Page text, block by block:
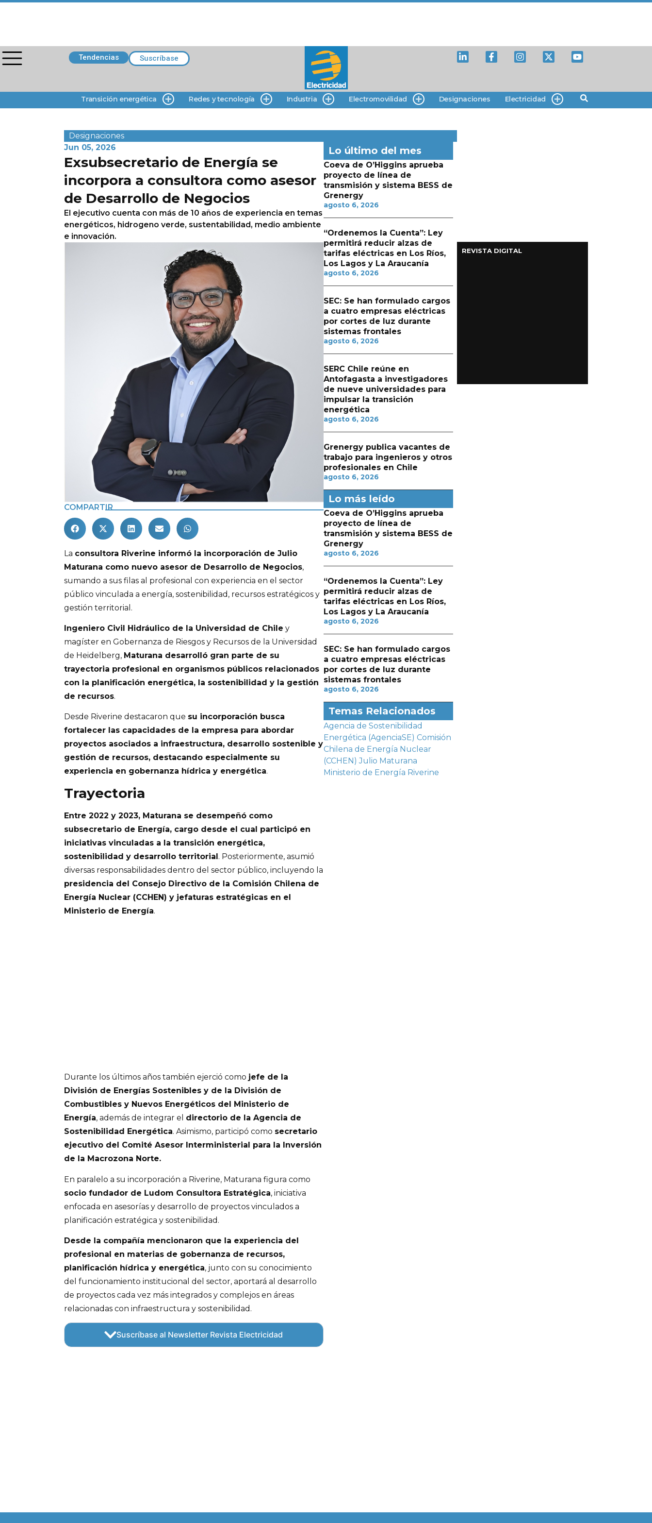
Tendencias Suscríbase
Transición energética Redes y tecnología Industria Electromovilidad Designaciones Electricidad
Designaciones
Jun 05, 2026
Exsubsecretario de Energía se
incorpora a consultora como asesor
de Desarrollo de Negocios
El ejecutivo cuenta con más de 10 años de experiencia en temas
energéticos, hidrogeno verde, sustentabilidad, medio ambiente
e innovación.
COMPARTIR
La consultora Riverine informó la incorporación de Julio
Maturana como nuevo asesor de Desarrollo de Negocios,
sumando a sus filas al profesional con experiencia en el sector
público vinculada a energía, sostenibilidad, recursos estratégicos y
gestión territorial.
Ingeniero Civil Hidráulico de la Universidad de Chile y
magíster en Gobernanza de Riesgos y Recursos de la Universidad
de Heidelberg, Maturana desarrolló gran parte de su
trayectoria profesional en organismos públicos relacionados
con la planificación energética, la sostenibilidad y la gestión
de recursos.
Desde Riverine destacaron que su incorporación busca
fortalecer las capacidades de la empresa para abordar
proyectos asociados a infraestructura, desarrollo sostenible y
gestión de recursos, destacando especialmente su
experiencia en gobernanza hídrica y energética.
Trayectoria
Entre 2022 y 2023, Maturana se desempeñó como
subsecretario de Energía, cargo desde el cual participó en
iniciativas vinculadas a la transición energética,
sostenibilidad y desarrollo territorial. Posteriormente, asumió
diversas responsabilidades dentro del sector público, incluyendo la
presidencia del Consejo Directivo de la Comisión Chilena de
Energía Nuclear (CCHEN) y jefaturas estratégicas en el
Ministerio de Energía.
Durante los últimos años también ejerció como jefe de la
División de Energías Sostenibles y de la División de
Combustibles y Nuevos Energéticos del Ministerio de
Energía, además de integrar el directorio de la Agencia de
Sostenibilidad Energética. Asimismo, participó como secretario
ejecutivo del Comité Asesor Interministerial para la Inversión
de la Macrozona Norte.
En paralelo a su incorporación a Riverine, Maturana figura como
socio fundador de Ludom Consultora Estratégica, iniciativa
enfocada en asesorías y desarrollo de proyectos vinculados a
planificación estratégica y sostenibilidad.
Desde la compañía mencionaron que la experiencia del
profesional en materias de gobernanza de recursos,
planificación hídrica y energética, junto con su conocimiento
del funcionamiento institucional del sector, aportará al desarrollo
de proyectos cada vez más integrados y complejos en áreas
relacionadas con infraestructura y sostenibilidad.
Suscríbase al Newsletter Revista Electricidad
Lo último del mes
Coeva de O’Higgins aprueba
proyecto de línea de
transmisión y sistema BESS de
Grenergy
agosto 6, 2026
“Ordenemos la Cuenta”: Ley
permitirá reducir alzas de
tarifas eléctricas en Los Ríos,
Los Lagos y La Araucanía
agosto 6, 2026
SEC: Se han formulado cargos
a cuatro empresas eléctricas
por cortes de luz durante
sistemas frontales
agosto 6, 2026
SERC Chile reúne en
Antofagasta a investigadores
de nueve universidades para
impulsar la transición
energética
agosto 6, 2026
Grenergy publica vacantes de
trabajo para ingenieros y otros
profesionales en Chile
agosto 6, 2026
Lo más leído
Coeva de O’Higgins aprueba
proyecto de línea de
transmisión y sistema BESS de
Grenergy
agosto 6, 2026
“Ordenemos la Cuenta”: Ley
permitirá reducir alzas de
tarifas eléctricas en Los Ríos,
Los Lagos y La Araucanía
agosto 6, 2026
SEC: Se han formulado cargos
a cuatro empresas eléctricas
por cortes de luz durante
sistemas frontales
agosto 6, 2026
Temas Relacionados
Agencia de Sostenibilidad
Energética (AgenciaSE) Comisión
Chilena de Energía Nuclear
(CCHEN) Julio Maturana
Ministerio de Energía Riverine
REVISTA DIGITAL